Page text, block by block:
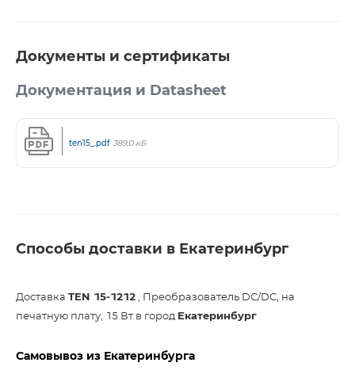
Документы и сертификаты
Документация и Datasheet
ten15_.pdf 389,0 кБ
Способы доставки в Екатеринбург
Доставка TEN 15-1212 , Преобразователь DC/DC, на
печатную плату, 15 Вт в город Екатеринбург
Самовывоз из Екатеринбурга